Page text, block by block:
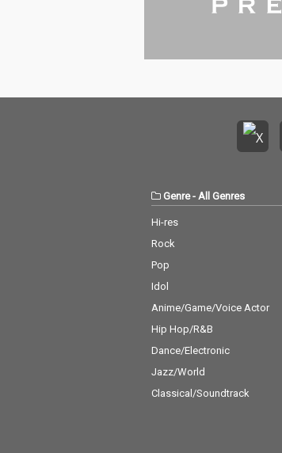
Genre- All Genres
Hi-res
Rock
Pop
Idol
Anime/Game/Voice Actor
Hip Hop/R&B
Dance/Electronic
Jazz/World
Classical/Soundtrack